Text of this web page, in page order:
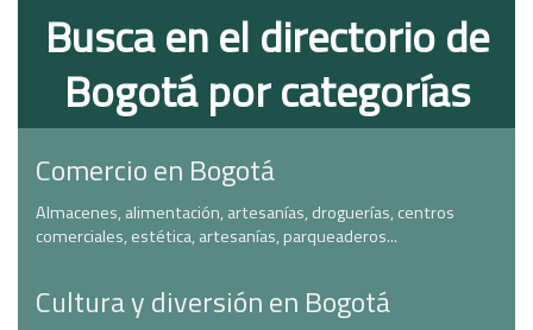
Busca en el directorio de
Bogotá por categorías
Comercio en Bogotá
Almacenes, alimentación, artesanías, droguerías, centros
comerciales, estética, artesanías, parqueaderos...
Cultura y diversión en Bogotá